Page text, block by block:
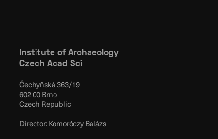
Institute of Archaeology
Czech Acad Sci
Čechyňská 363/19
602 00 Brno
Czech Republic
Director: Komoróczy Balázs